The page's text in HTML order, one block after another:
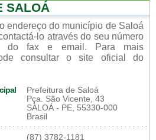
SALOÁ
endereço do município de Saloá
lo através do seu número
do fax e email. Para mais
consultar o site oficial do
Prefeitura de Saloá
Pça. São Vicente, 43
SALOÁ - PE, 55330-000
Brasil
(87) 3782-1181